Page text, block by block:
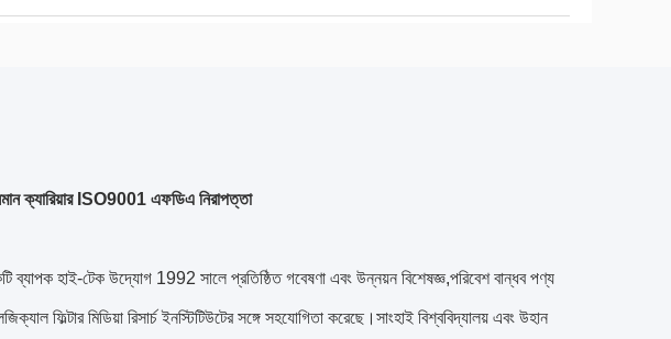
ক্যারিয়ার ISO9001 এফডিএ নিরাপত্তা
হাই-টেক উদ্যোগ 1992 সালে প্রতিষ্ঠিত গবেষণা এবং উন্নয়ন বিশেষজ্ঞ,পরিবেশ বান্ধব পণ্য
ফিল্টার মিডিয়া রিসার্চ ইনস্টিটিউটের সঙ্গে সহযোগিতা করেছে।সাংহাই বিশ্ববিদ্যালয় এবং উহান